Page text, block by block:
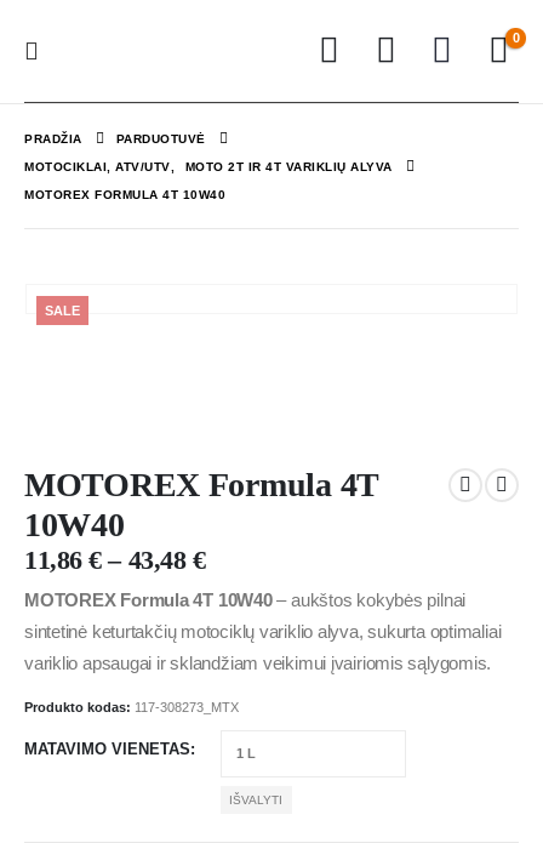
0
PRADŽIA PARDUOTUVĖ
MOTOCIKLAI, ATV/UTV MOTO 2T IR 4T VARIKLIŲ ALYVA
MOTOREX FORMULA 4T 10W40
SALE
MOTOREX Formula 4T
10W40
11,86€ – 43,48 €
MOTOREX Formula 4T 10W40– aukštos kokybės pilnai
sintetinė keturtakčių motociklų variklio alyva, sukurta optimaliai
variklio apsaugai ir sklandžiam veikimui įvairiomis sąlygomis.
Produkto kodas: 117-308273_MTX
MATAVIMO VIENETAS
IŠVALYTI